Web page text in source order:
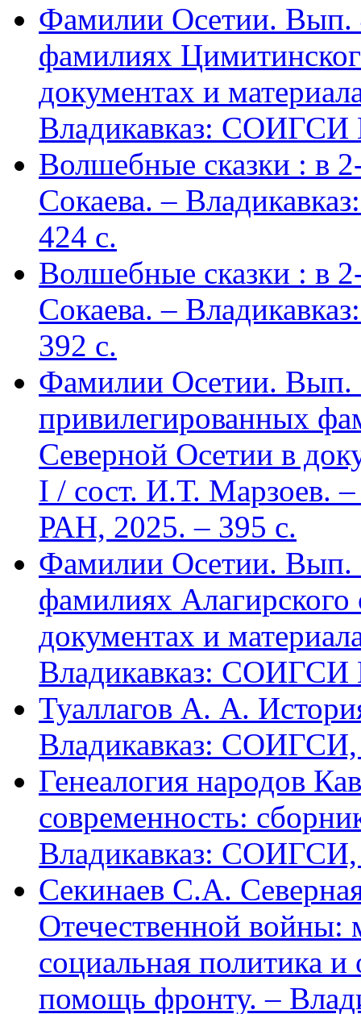
Фамилии Осетии. Вып.
фамилиях
документах и
Владикавказ:
Волшебные сказки : в
Сокаева. –
424 c.
Волшебные сказки : в
Сокаева. –
392 c.
Фамилии Осетии. Вып.
привилегированных
Северной Осетии в
I / сост. И.Т. Марзоев.
РАН, 2025. – 395 с.
Фамилии Осетии. Вып.
фамилиях
документах и
Владикавказ:
Туаллагов А. А.
Владикавказ: СОИГСИ,
Генеалогия народов
современность:
Владикавказ: СОИГСИ,
Секинаев С.А.
Отечественной войны:
социальная политика
помощь фронту. –